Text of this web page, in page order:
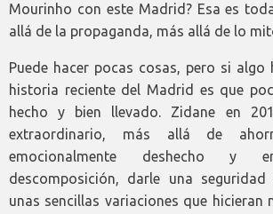
Mourinho con este Madrid? Esa es
allá de la propaganda, más allá de lo
Puede hacer pocas cosas, pero si
historia reciente del Madrid es que
hecho y bien llevado. Zidane en
extraordinario, más allá de
emocionalmente deshecho y
descomposición, darle una seguridad
unas sencillas variaciones que hicieran